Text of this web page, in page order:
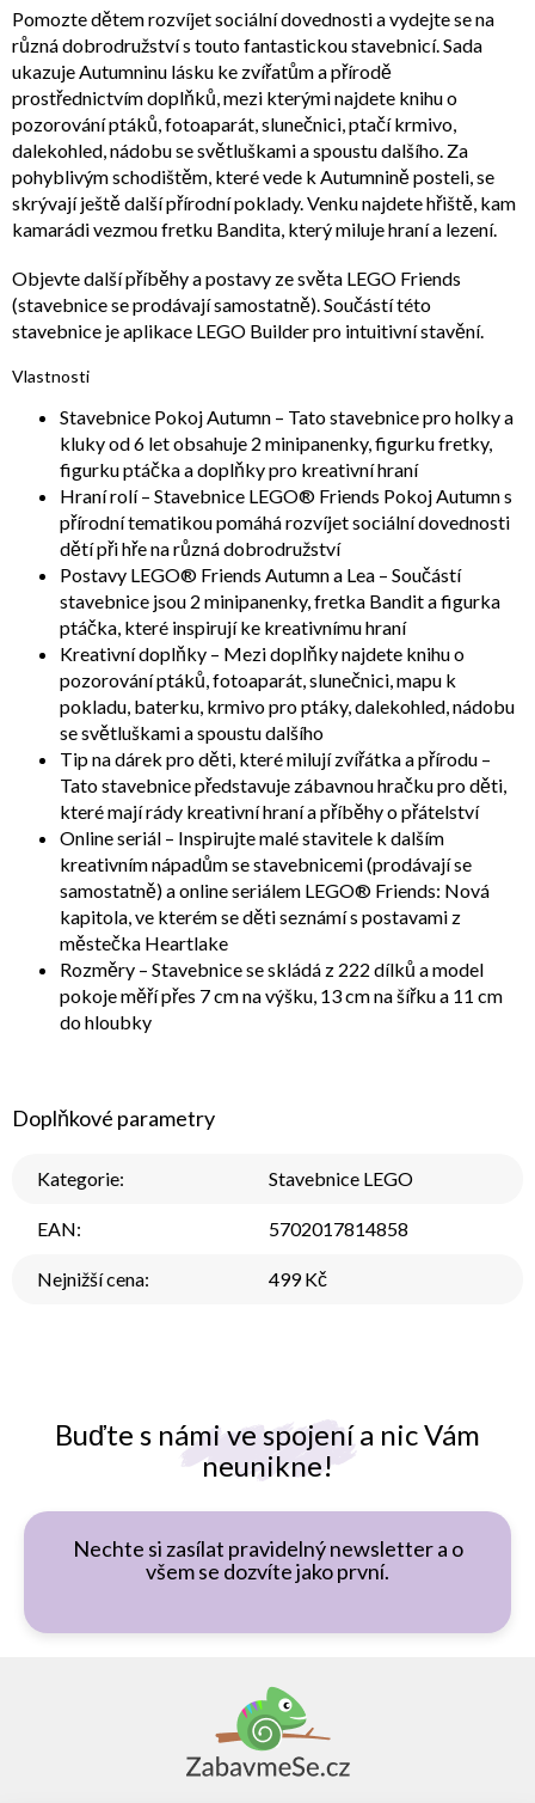
Buďte s námi ve spojení a nic Vám
neunikne!
Nechte si zasílat pravidelný newsletter a o
všem se dozvíte jako první.
Pomozte dětem rozvíjet sociální dovednosti a vydejte se na
různá dobrodružství s touto fantastickou stavebnicí. Sada
ukazuje Autumninu lásku ke zvířatům a přírodě
prostřednictvím doplňků, mezi kterými najdete knihu o
pozorování ptáků, fotoaparát, slunečnici, ptačí krmivo,
dalekohled, nádobu se světluškami a spoustu dalšího. Za
pohyblivým schodištěm, které vede k Autumnině posteli, se
skrývají ještě další přírodní poklady. Venku najdete hřiště, kam
kamarádi vezmou fretku Bandita, který miluje hraní a lezení.
Objevte další příběhy a postavy ze světa LEGO Friends
(stavebnice se prodávají samostatně). Součástí této
stavebnice je aplikace LEGO Builder pro intuitivní stavění.
Vlastnosti
Stavebnice Pokoj Autumn – Tato stavebnice pro holky a
kluky od 6 let obsahuje 2 minipanenky, figurku fretky,
figurku ptáčka a doplňky pro kreativní hraní
Hraní rolí – Stavebnice LEGO® Friends Pokoj Autumn s
přírodní tematikou pomáhá rozvíjet sociální dovednosti
dětí při hře na různá dobrodružství
Postavy LEGO® Friends Autumn a Lea – Součástí
stavebnice jsou 2 minipanenky, fretka Bandit a figurka
ptáčka, které inspirují ke kreativnímu hraní
Kreativní doplňky – Mezi doplňky najdete knihu o
pozorování ptáků, fotoaparát, slunečnici, mapu k
pokladu, baterku, krmivo pro ptáky, dalekohled, nádobu
se světluškami a spoustu dalšího
Tip na dárek pro děti, které milují zvířátka a přírodu –
Tato stavebnice představuje zábavnou hračku pro děti,
které mají rády kreativní hraní a příběhy o přátelství
Online seriál – Inspirujte malé stavitele k dalším
kreativním nápadům se stavebnicemi (prodávají se
samostatně) a online seriálem LEGO® Friends: Nová
kapitola, ve kterém se děti seznámí s postavami z
městečka Heartlake
Rozměry – Stavebnice se skládá z 222 dílků a model
pokoje měří přes 7 cm na výšku, 13 cm na šířku a 11 cm
do hloubky
Doplňkové parametry
Kategorie: Stavebnice LEGO
EAN: 5702017814858
Nejnižší cena: 499 Kč